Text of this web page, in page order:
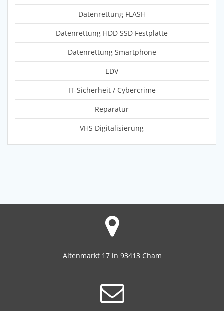
Datenrettung FLASH
Datenrettung HDD SSD Festplatte
Datenrettung Smartphone
EDV
IT-Sicherheit / Cybercrime
Reparatur
VHS Digitalisierung
Altenmarkt 17 in 93413 Cham